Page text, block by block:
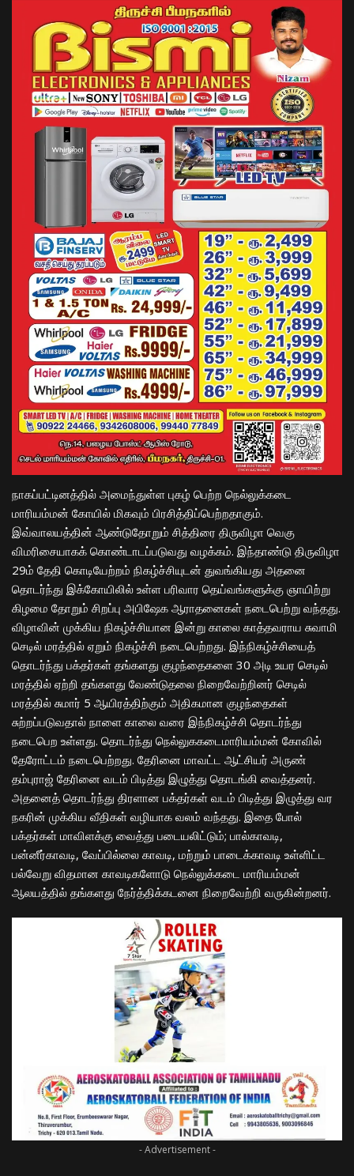
நாகப்பட்டினத்தில் அமைந்துள்ள புகழ் பெற்ற நெல்லுக்கடை
மாரியம்மன் கோயில் மிகவும் பிரசித்திப்பெற்றதாகும்.
இவ்வாலயத்தின் ஆண்டுதோறும் சித்திரை திருவிழா வெகு
விமரிசையாகக் கொண்டாடப்படுவது வழக்கம். இந்தாண்டு திருவிழா
29ம் தேதி கொடியேற்றம் நிகழ்ச்சியுடன் துவங்கியது அதனை
தொடர்ந்து இக்கோயிலில் உள்ள பரிவார தெய்வங்களுக்கு ஞாயிற்று
கிழமை தோறும் சிறப்பு அபிஷேக ஆராதனைகள் நடைபெற்று வந்தது.
விழாவின் முக்கிய நிகழ்ச்சியான இன்று காலை காத்தவராய சுவாமி
செடில் மரத்தில் ஏறும் நிகழ்ச்சி நடைபெற்றது. இந்நிகழ்ச்சியைத்
தொடர்ந்து பக்தர்கள் தங்களது குழந்தைகளை 30 அடி உயர செடில்
மரத்தில் ஏற்றி தங்களது வேண்டுதலை நிறைவேற்றினர் செடில்
மரத்தில் சுமார் 5 ஆயிரத்திற்கும் அதிகமான குழந்தைகள்
சுற்றப்படுவதால் நாளை காலை வரை இந்நிகழ்ச்சி தொடர்ந்து
நடைபெற உள்ளது. தொடர்ந்து நெல்லுககடைமாரியம்மன் கோவில்
தேரோட்டம் நடைபெற்றது. தேரினை மாவட்ட ஆட்சியர் அருண்
தம்புராஜ் தேரினை வடம் பிடித்து இழுத்து தொடங்கி வைத்தனர்.
அதனைத் தொடர்ந்து திரளான பக்தர்கள் வடம் பிடித்து இழுத்து வர
நகரின் முக்கிய வீதிகள் வழியாக வலம் வந்தது. இதை போல்
பக்தர்கள் மாவிளக்கு வைத்து படையலிட்டும்; பால்காவடி,
பன்னீர்காவடி, வேப்பில்லை காவடி, மற்றும் பாடைக்காவடி உள்ளிட்ட
பல்வேறு விதமான காவடிகளோடு நெல்லுக்கடை மாரியம்மன்
ஆலயத்தில் தங்களது நேர்த்திக்கடனை நிறைவேற்றி வருகின்றனர்.
- Advertisement -